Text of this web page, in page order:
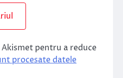
pentru a reduce
procesate datele